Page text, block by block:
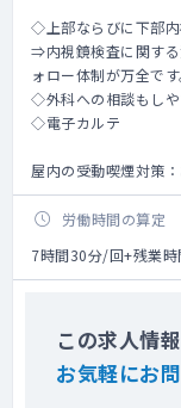
◇上部ならびに下部内
⇒内視鏡検査に関す
ォロー体制が万全です
◇外科への相談もしや
◇電子カルテ
屋内の受動喫煙対策：
労働時間の算定
7時間30分/回+残業
この求人情
お気軽にお